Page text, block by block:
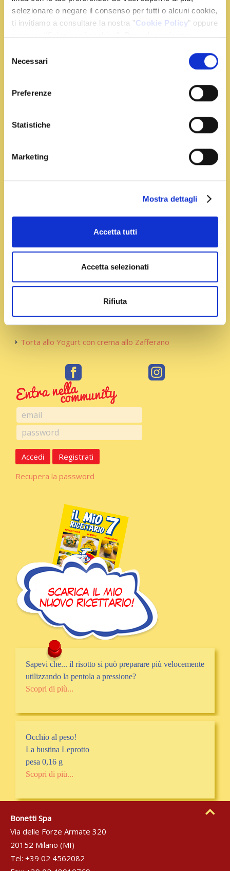
selezionare o negare il consenso per tutti o alcuni cookie,
ti invitiamo a consultare la nostra "Cookie Policy" oppure
premere "Seleziona i cookies". Per un'esperienza
delNecessari
Preferenze
Statistiche
Marketing
Mostra dettagli
Accetta tutti
Accetta selezionati
Rifiuta
Portate a bollore il latte, la panna e lo zafferano.
Mettete il pane in una ciotola, versatevi sopra il
liquido e fate riposare per 15 minuti; sminuzzate il
Rompete le uova e dividete i tuorli dagli albumi.
composto i tuorli, mescolate e lasciate raffreddare.
Accendete il forno a 180°. Montate gli albumi con la
frusta, incorporateli al composto e mescolate.
Imburrate uno stampo da budino versatevi il
Fate raffreddare, sformate su un piatto da portata
e aggiungete a piacere le amarene.
Torta allo Yogurt con crema allo Zafferano
Accedi
Registrati
Recupera la password
Sapevi che... il risotto si può preparare più velocemente
utilizzando la pentola a pressione?
Scopri di più...
Occhio al peso!
La bustina Leprotto
pesa 0,16 g
Scopri di più...
Bonetti Spa
Via delle Forze Armate 320
20152 Milano (MI)
Tel: +39 02 4562082